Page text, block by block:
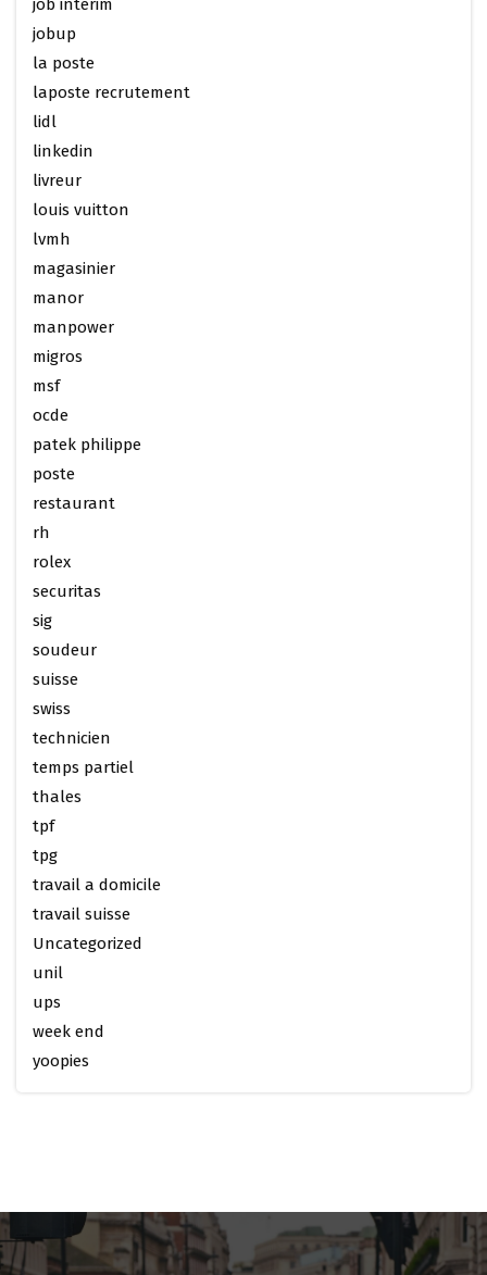
job interim
jobup
la poste
laposte recrutement
lidl
linkedin
livreur
louis vuitton
lvmh
magasinier
manor
manpower
migros
msf
ocde
patek philippe
poste
restaurant
rh
rolex
securitas
sig
soudeur
suisse
swiss
technicien
temps partiel
thales
tpf
tpg
travail a domicile
travail suisse
Uncategorized
unil
ups
week end
yoopies